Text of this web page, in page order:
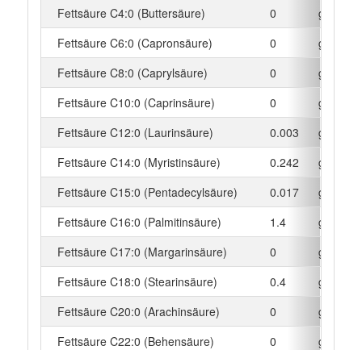
Fettsäure C4:0 (Buttersäure)
0
g
Fettsäure C6:0 (Capronsäure)
0
g
Fettsäure C8:0 (Caprylsäure)
0
g
Fettsäure C10:0 (Caprinsäure)
0
g
Fettsäure C12:0 (Laurinsäure)
0.003
g
Fettsäure C14:0 (Myristinsäure)
0.242
g
Fettsäure C15:0 (Pentadecylsäure)
0.017
g
Fettsäure C16:0 (Palmitinsäure)
1.4
g
Fettsäure C17:0 (Margarinsäure)
0
g
Fettsäure C18:0 (Stearinsäure)
0.4
g
Fettsäure C20:0 (Arachinsäure)
0
g
Fettsäure C22:0 (Behensäure)
0
g